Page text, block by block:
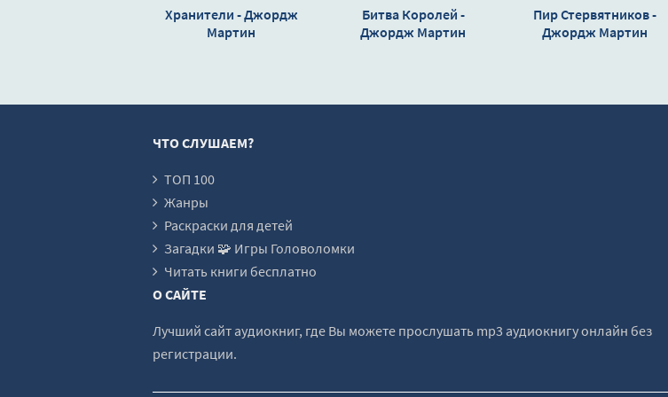
019_dk
023_dk
024_dk
025_dk
026_dk
028_dk
030_dk
Хранители - Джордж
Мартин
Битва Королей -
Джордж Мартин
Пир Стервятников -
Джордж Мартин
ЧТО СЛУШАЕМ?
ТОП 100
Жанры
Раскраски для детей
Загадки 🧩 Игры Головоломки
Читать книги бесплатно
О САЙТЕ
Лучший сайт аудиокниг, где Вы можете прослушать mp3 аудиокнигу онлайн без
регистрации.